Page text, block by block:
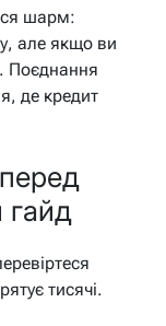
шарм:
але якщо ви
Поєднання
де кредит
гайд
тисячі.